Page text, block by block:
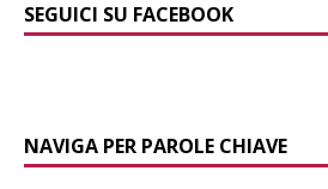
SEGUICI SU FACEBOOK
NAVIGA PER PAROLE CHIAVE